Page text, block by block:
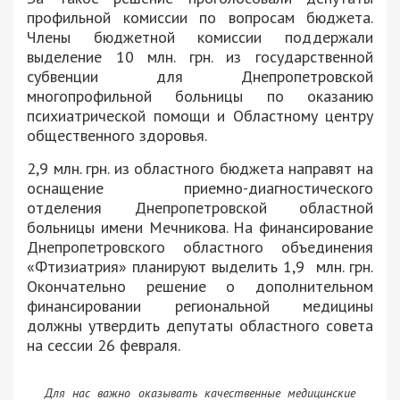
профильной комиссии по вопросам бюджета.
Члены бюджетной комиссии поддержали
выделение 10 млн. грн. из государственной
субвенции для Днепропетровской
многопрофильной больницы по оказанию
психиатрической помощи и Областному центру
общественного здоровья.
2,9 млн. грн. из областного бюджета направят на
оснащение приемно-диагностического
отделения Днепропетровской областной
больницы имени Мечникова. На финансирование
Днепропетровского областного объединения
«Фтизиатрия» планируют выделить 1,9 млн. грн.
Окончательно решение о дополнительном
финансировании региональной медицины
должны утвердить депутаты областного совета
на сессии 26 февраля.
Для нас важно оказывать качественные медицинские